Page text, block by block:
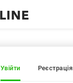
Увійти Реєстрація